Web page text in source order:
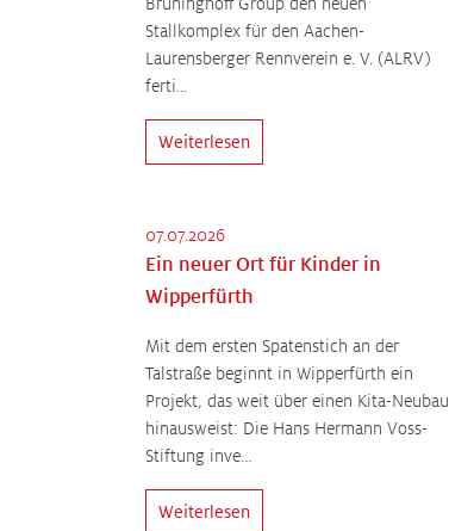
Stallkomplex für den Aachen-
Laurensberger Rennverein e. V. (ALRV)
ferti…
Weiterlesen
07.07.2026
Ein neuer Ort für Kinder in
Wipperfürth
Mit dem ersten Spatenstich an der
Talstraße beginnt in Wipperfürth ein
Projekt, das weit über einen Kita-Neubau
hinausweist: Die Hans Hermann Voss-
Stiftung inve…
Weiterlesen